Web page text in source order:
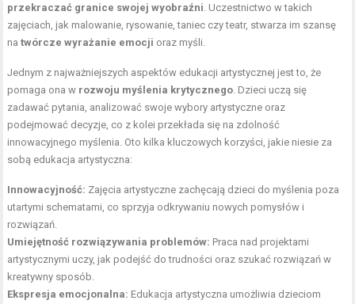
przekraczać granice swojej wyobraźni . Uczestnictwo w takich
zajęciach, jak malowanie, rysowanie, taniec czy teatr, stwarza im szansę
natwórcze wyrażanie emocji oraz myśli.
Jednym z najważniejszych aspektów edukacji artystycznej jest to, że
pomaga ona w rozwoju myślenia krytycznego . Dzieci uczą się
zadawać pytania, analizować swoje wybory artystyczne oraz
podejmować decyzje, co z kolei przekłada się na zdolność
innowacyjnego myślenia. Oto kilka kluczowych korzyści, jakie niesie za
sobą edukacja artystyczna:
Innowacyjność: Zajęcia artystyczne zachęcają dzieci do myślenia poza
utartymi schematami, co sprzyja odkrywaniu nowych pomysłów i
rozwiązań.
Umiejętność rozwiązywania problemów: Praca nad projektami
artystycznymi uczy, jak podejść do trudności oraz szukać rozwiązań w
kreatywny sposób.
Ekspresja emocjonalna: Edukacja artystyczna umożliwia dzieciom